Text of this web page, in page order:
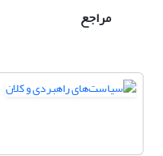
مراجع